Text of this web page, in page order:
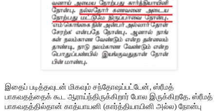
இதைப் படித்தவுடன் மிகவும் சந்தோஷப்பட்டேன், ஸ்ரீமத்
பாகவதத்தைக் கூட ஆராய்ந்திருக்கிறார் போல இருக்கிறதே. ஸ்ரீமத்
பாகவதத்தில்தான் காத்யாயனி (கார்த்தியாயினி அல்ல) நோன்பு